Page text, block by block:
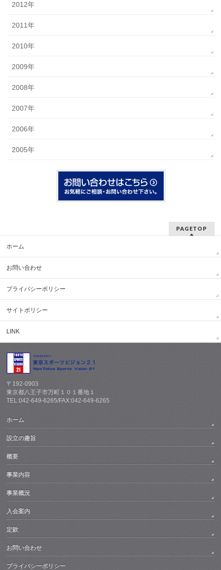
2012年
2011年
2010年
2009年
2008年
2007年
2006年
2005年
PAGETOP
ホーム
お問い合わせ
プライバシーポリシー
サイトポリシー
LINK
〒192-0903
東京都八王子市万町１０１番地１
TEL:042-649-6265/FAX:042-649-6265
ホーム
設立の趣旨
概要
事業内容
事業概況
入会案内
定款
お問い合わせ
プライバシーポリシー